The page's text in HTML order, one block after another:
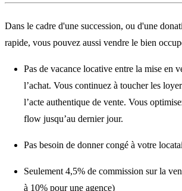
Dans le cadre d'une succession, ou d'une
rapide, vous pouvez aussi vendre le bien
Pas de vacance locative entre la mise en
l’achat. Vous continuez à toucher les
l’acte authentique de vente. Vous
flow jusqu’au dernier jour.
Pas besoin de donner congé à votre
Seulement 4,5% de commission sur la
à 10% pour une agence)